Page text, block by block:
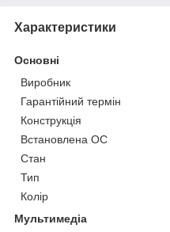
Характеристики
Основні
Виробник
Гарантійний термін
Конструкція
Встановлена ОС
Стан
Тип
Колір
Мультимедіа